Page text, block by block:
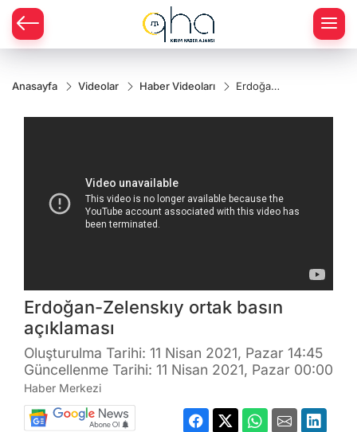
Anasayfa Videolar Haber Videoları
Erdoğan-
Erdoğan-Zelenskıy ortak basın
açıklaması
Oluşturulma Tarihi: 11 Nisan 2021, Pazar 14:45
Güncellenme Tarihi: 11 Nisan 2021, Pazar 00:00
Haber Merkezi